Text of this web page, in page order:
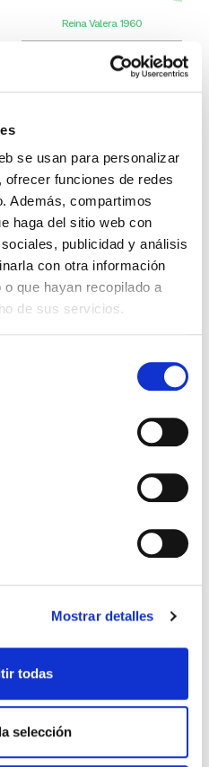
se usan para personalizar
funciones de redes
Además, compartimos
haga del sitio web con
publicidad y análisis
con otra información
que hayan recopilado a
de sus servicios.
Mostrar detalles
todas
selección
Reina Valera 1960
2,00€ (5%)
autor
Gente Común Perdidos y
0,80€ (5%)
0